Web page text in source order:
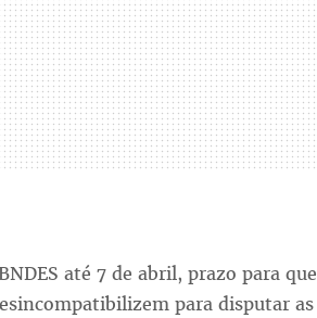
até 7 de abril, prazo para que
para disputar as